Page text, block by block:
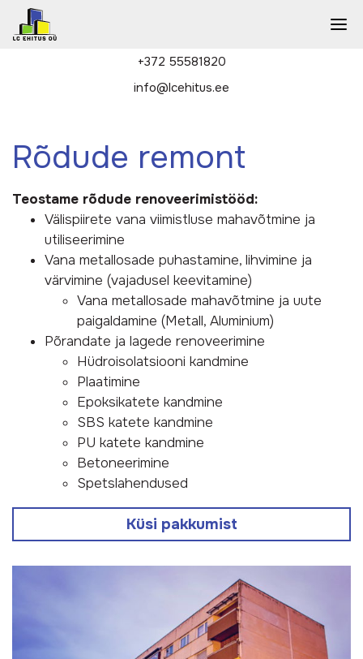
+372 55581820
info@lcehitus.ee
Rõdude remont
Teostame rõdude renoveerimistööd:
Välispiirete vana viimistluse mahavõtmine ja
utiliseerimine
Vana metallosade puhastamine, lihvimine ja
värvimine (vajadusel keevitamine)
Vana metallosade mahavõtmine ja uute
paigaldamine (Metall, Aluminium)
Põrandate ja lagede renoveerimine
Hüdroisolatsiooni kandmine
Plaatimine
Epoksikatete kandmine
SBS katete kandmine
PU katete kandmine
Betoneerimine
Spetslahendused
Küsi pakkumist